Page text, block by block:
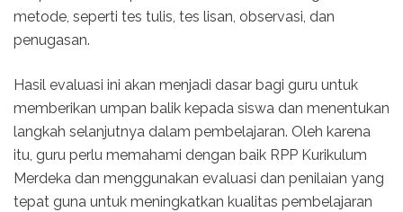
metode, seperti tes tulis, tes lisan, observasi, dan
penugasan.
Hasil evaluasi ini akan menjadi dasar bagi guru untuk
memberikan umpan balik kepada siswa dan menentukan
langkah selanjutnya dalam pembelajaran. Oleh karena
itu, guru perlu memahami dengan baik RPP Kurikulum
Merdeka dan menggunakan evaluasi dan penilaian yang
tepat guna untuk meningkatkan kualitas pembelajaran